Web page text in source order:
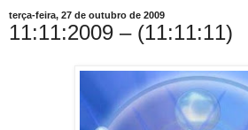
terça-feira, 27 de outubro de 2009
11:11:2009 – (11:11:11)